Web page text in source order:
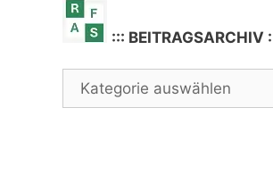
::: BEITRAGSARCHIV